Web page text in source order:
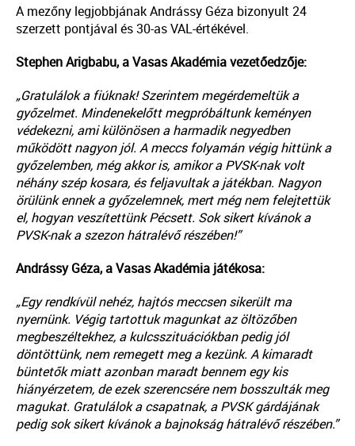
A mezőny legjobbjának Andrássy Géza bizonyult 24
szerzett pontjával és 30-as VAL-értékével.
Stephen Arigbabu, a Vasas Akadémia vezetőedzője:
„Gratulálok a fiúknak! Szerintem megérdemeltük a
győzelmet. Mindenekelőtt megpróbáltunk keményen
védekezni, ami különösen a harmadik negyedben
működött nagyon jól. A meccs folyamán végig hittünk a
győzelemben, még akkor is, amikor a PVSK-nak volt
néhány szép kosara, és feljavultak a játékban. Nagyon
örülünk ennek a győzelemnek, mert még nem felejtettük
el, hogyan veszítettünk Pécsett. Sok sikert kívánok a
PVSK-nak a szezon hátralévő részében!”
Andrássy Géza, a Vasas Akadémia játékosa:
„Egy rendkívül nehéz, hajtós meccsen sikerült ma
nyernünk. Végig tartottuk magunkat az öltözőben
megbeszéltekhez, a kulcsszituációkban pedig jól
döntöttünk, nem remegett meg a kezünk. A kimaradt
büntetők miatt azonban maradt bennem egy kis
hiányérzetem, de ezek szerencsére nem bosszulták meg
magukat. Gratulálok a csapatnak, a PVSK gárdájának
pedig sok sikert kívánok a bajnokság hátralévő részében.”